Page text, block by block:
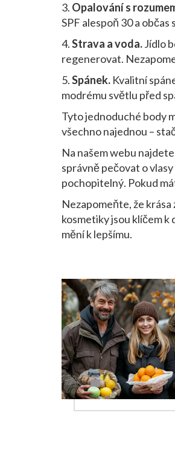
3. Opalování s
SPF alespoň 30 a
4.Strava a voda.Jídlo
regenerovat.
5.Spánek. Kvalitní
modrému světlu před
Tyto jednoduché body
všechno najednou –
Na našem webu
správně pečovat o
pochopitelný. Pokud
Nezapomeňte, že
kosmetiky jsou klíčem k
mění k lepšímu.